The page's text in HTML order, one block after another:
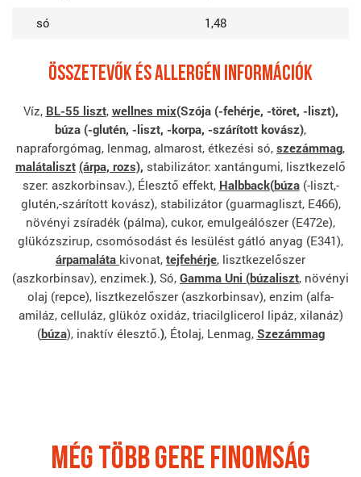
só
1,48
ÖSSZETEVőK ÉS ALLERGÉN INFORMÁCIÓK
Víz, BL-55 liszt, wellnes mix(Szója (-fehérje, -töret, -liszt),
búza (-glutén, -liszt, -korpa, -szárított kovász),
napraforgómag, lenmag, almarost, étkezési só, szezámmag,
malátaliszt (árpa, rozs), stabilizátor: xantángumi, lisztkezelő
szer: aszkorbinsav.), Élesztő effekt, Halbback(búza(-liszt,-
glutén,-szárított kovász), stabilizátor (guarmagliszt, E466),
növényi zsíradék (pálma), cukor, emulgeálószer (E472e),
glükózszirup, csomósodást és lesülést gátló anyag (E341),
árpamaláta kivonat, tejfehérje, lisztkezelőszer
(aszkorbinsav), enzimek.), Só, Gamma Uni (búzaliszt, növényi
olaj (repce), lisztkezelőszer (aszkorbinsav), enzim (alfa-
amiláz, celluláz, glükóz oxidáz, triacilglicerol lipáz, xilanáz)
(búza), inaktív élesztő.), Étolaj, Lenmag, Szezámmag
Még több Gere finomság